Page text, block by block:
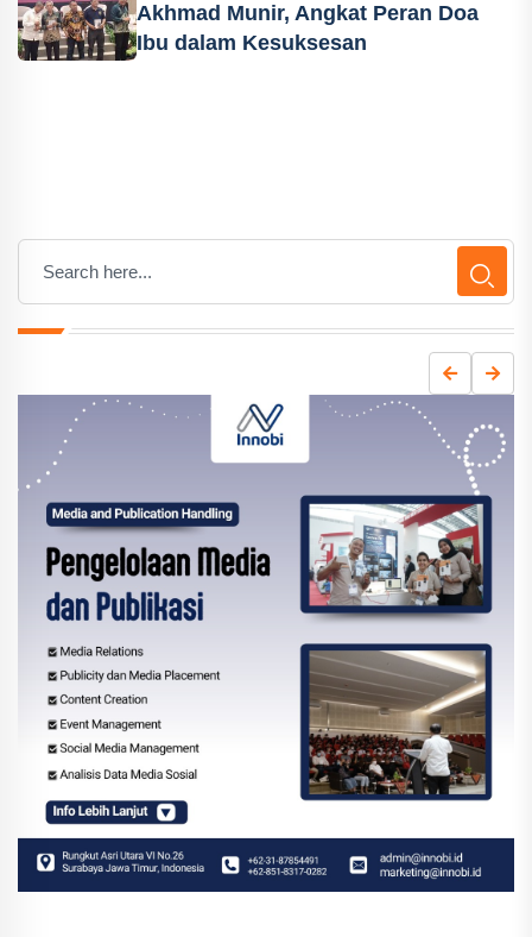
Akhmad Munir, Angkat Peran Doa
Ibu dalam Kesuksesan